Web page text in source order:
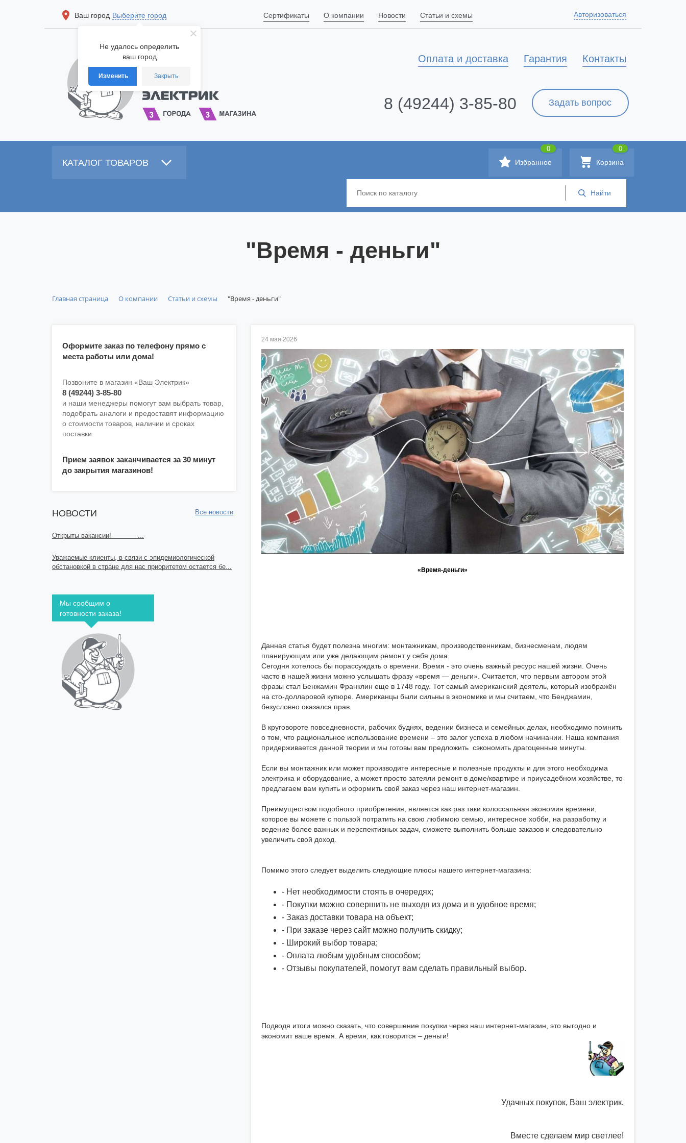
Не удалось определить
ваш город
Изменить Закрыть
Ваш город Выберите город Сертификаты О компании Новости Статьи и схемы Авторизоваться
Контакты
Гарантия
Оплата и доставка
Задать вопрос
8 (49244) 3-85-80
КАТАЛОГ ТОВАРОВ Корзина
0
Избранное
0
"Время - деньги"
Главная страница О компании Статьи и схемы "Время - деньги"
Оформите заказ по телефону прямо с
места работы или дома!
Позвоните в магазин «Ваш Электрик»
8 (49244) 3-85-80
и наши менеджеры помогут вам выбрать товар,
подобрать аналоги и предоставят информацию
о стоимости товаров, наличии и сроках
поставки.
Прием заявок заканчивается за 30 минут
до закрытия магазинов!
НОВОСТИ Все новости
Открыты вакансии! ...
Уважаемые клиенты, в связи с эпидемиологической
обстановкой в стране для нас приоритетом остается бе...
Мы сообщим о
готовности заказа!
24 мая 2026
«Время-деньги»
Данная статья будет полезна многим: монтажникам, производственникам, бизнесменам, людям
планирующим или уже делающим ремонт у себя дома.
Сегодня хотелось бы порассуждать о времени. Время - это очень важный ресурс нашей жизни. Очень
часто в нашей жизни можно услышать фразу «время — деньги». Считается, что первым автором этой
фразы стал Бенжамин Франклин еще в 1748 году. Тот самый американский деятель, который изображён
на сто-долларовой купюре. Американцы были сильны в экономике и мы считаем, что Бенджамин,
безусловно оказался прав.
В круговороте повседневности, рабочих буднях, ведении бизнеса и семейных делах, необходимо помнить
о том, что рациональное использование времени – это залог успеха в любом начинании. Наша компания
придерживается данной теории и мы готовы вам предложить сэкономить драгоценные минуты.
Если вы монтажник или может производите интересные и полезные продукты и для этого необходима
электрика и оборудование, а может просто затеяли ремонт в доме/квартире и приусадебном хозяйстве, то
предлагаем вам купить и оформить свой заказ через наш интернет-магазин.
Преимуществом подобного приобретения, является как раз таки колоссальная экономия времени,
которое вы можете с пользой потратить на свою любимою семью, интересное хобби, на разработку и
ведение более важных и перспективных задач, сможете выполнить больше заказов и следовательно
увеличить свой доход.
Помимо этого следует выделить следующие плюсы нашего интернет-магазина:
- Нет необходимости стоять в очередях;
- Покупки можно совершить не выходя из дома и в удобное время;
- Заказ доставки товара на объект;
- При заказе через сайт можно получить скидку;
- Широкий выбор товара;
- Оплата любым удобным способом;
- Отзывы покупателей, помогут вам сделать правильный выбор.
Подводя итоги можно сказать, что совершение покупки через наш интернет-магазин, это выгодно и
экономит ваше время. А время, как говорится – деньги!
Удачных покупок, Ваш электрик.
Вместе сделаем мир светлее!